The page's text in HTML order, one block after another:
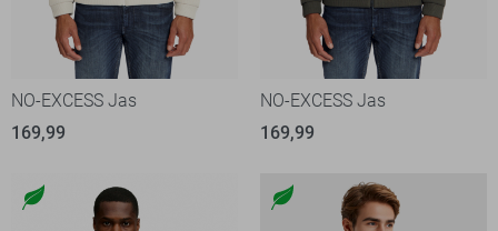
NO-EXCESS Jas
169,99
NO-EXCESS Jas
169,99